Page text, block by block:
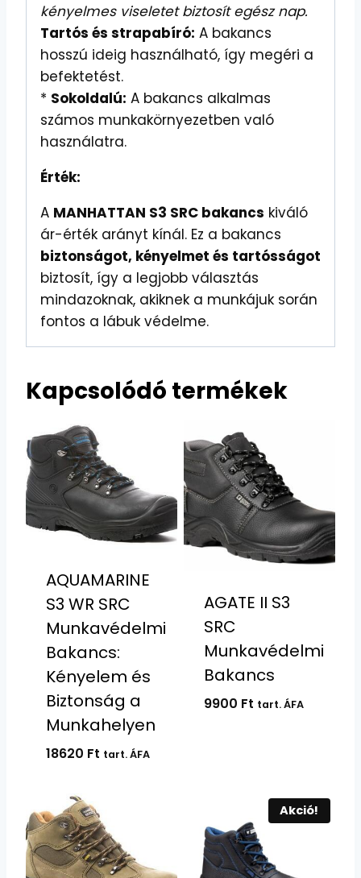
kényelmes viseletet biztosít egész nap.
Tartós és strapabíró: A bakancs
hosszú ideig használható, így megéri a
befektetést.
* Sokoldalú: A bakancs alkalmas
számos munkakörnyezetben való
használatra.
Érték:
A MANHATTAN S3 SRC bakancs kiváló
ár-érték arányt kínál. Ez a bakancs
biztonságot, kényelmet és tartósságot
biztosít, így a legjobb választás
mindazoknak, akiknek a munkájuk során
fontos a lábuk védelme.
Kapcsolódó termékek
AQUAMARINE
S3 WR SRC
Munkavédelmi
Bakancs:
Kényelem és
Biztonság a
Munkahelyen
18620 Ft tart. ÁFA
AGATE II S3
SRC
Munkavédelmi
Bakancs
9900 Ft tart. ÁFA
Akció!